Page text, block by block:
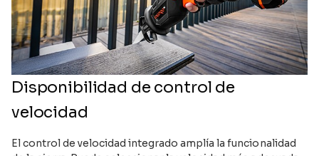
Disponibilidad de control de
velocidad
El control de velocidad integrado amplía la funcionalidad